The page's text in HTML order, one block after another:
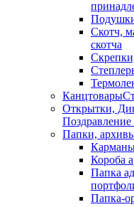
Скотч,
скотча
Открытки,
Папки,
Короба
Папка
Папка-